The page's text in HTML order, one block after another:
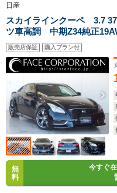
日産
スカイラインクーペ 3.7
ツ車高調 中期Z34純正
販売店保証 購入プラン付
無
料
今すぐ